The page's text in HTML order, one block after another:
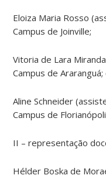
Eloiza Maria Rosso
Campus de Joinville;
Vitoria de Lara
Campus de Araranguá;
Aline Schneider
Campus de
II – representação
Hélder Boska de